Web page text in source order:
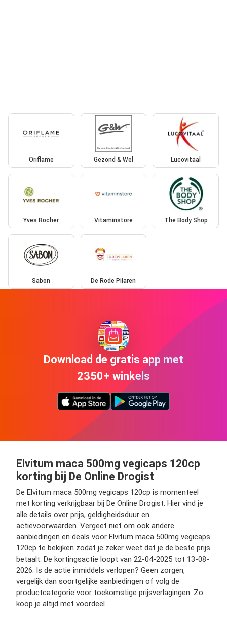
Oriflame Gezond & Wel Lucovitaal
Yves Rocher Vitaminstore The Body Shop
Sabon De Rode Pilaren
Download de gratis app met
2350+ winkels
Elvitum maca 500mg vegicaps 120cp
korting bij De Online Drogist
De Elvitum maca 500mg vegicaps 120cp is momenteel
met korting verkrijgbaar bij De Online Drogist. Hier vind je
alle details over prijs, geldigheidsduur en
actievoorwaarden. Vergeet niet om ook andere
aanbiedingen en deals voor Elvitum maca 500mg vegicaps
120cp te bekijken zodat je zeker weet dat je de beste prijs
betaalt. De kortingsactie loopt van 22-04-2025 tot 13-08-
2026. Is de actie inmiddels verlopen? Geen zorgen,
vergelijk dan soortgelijke aanbiedingen of volg de
productcategorie voor toekomstige prijsverlagingen. Zo
koop je altijd met voordeel.